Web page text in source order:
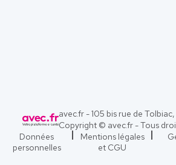
avec.fr - 105 bis rue de
Copyright © avec.fr - Tous
Données
personnelles
Mentions légales
et CGU